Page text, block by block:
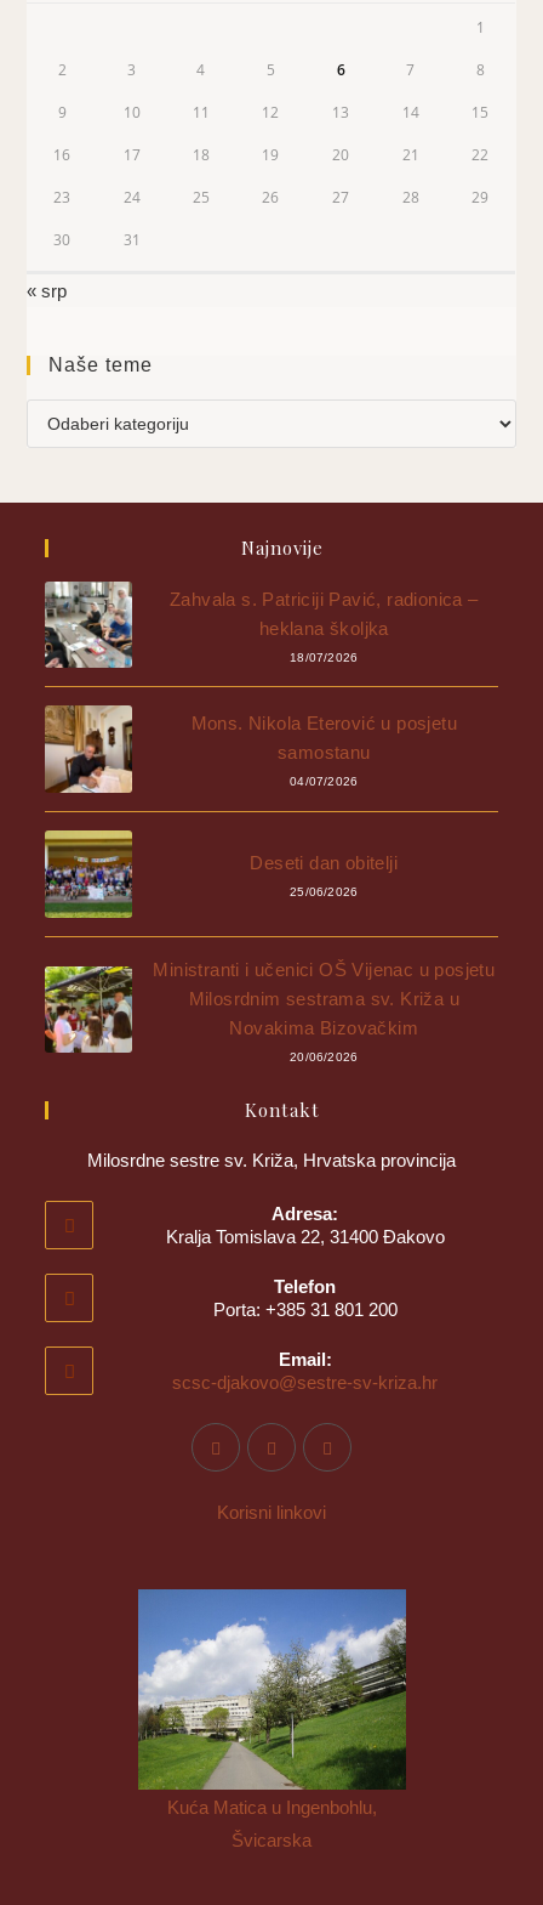
1
2 3 4 5 6 7 8
9 10 11 12 13 14 15
16 17 18 19 20 21 22
23 24 25 26 27 28 29
30 31
« srp
Naše teme
Najnovije
Zahvala s. Patriciji Pavić, radionica –
heklana školjka
18/07/2026
Mons. Nikola Eterović u posjetu
samostanu
04/07/2026
Deseti dan obitelji
25/06/2026
Ministranti i učenici OŠ Vijenac u posjetu
Milosrdnim sestrama sv. Križa u
Novakima Bizovačkim
20/06/2026
Kontakt
Milosrdne sestre sv. Križa, Hrvatska provincija
Adresa:
Kralja Tomislava 22, 31400 Đakovo
Telefon
Porta: +385 31 801 200
Email:
scsc-djakovo@sestre-sv-kriza.hr
Korisni linkovi
Kuća Matica u Ingenbohlu,
Švicarska